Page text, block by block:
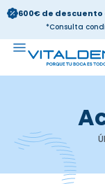
600€ de
*Consulta